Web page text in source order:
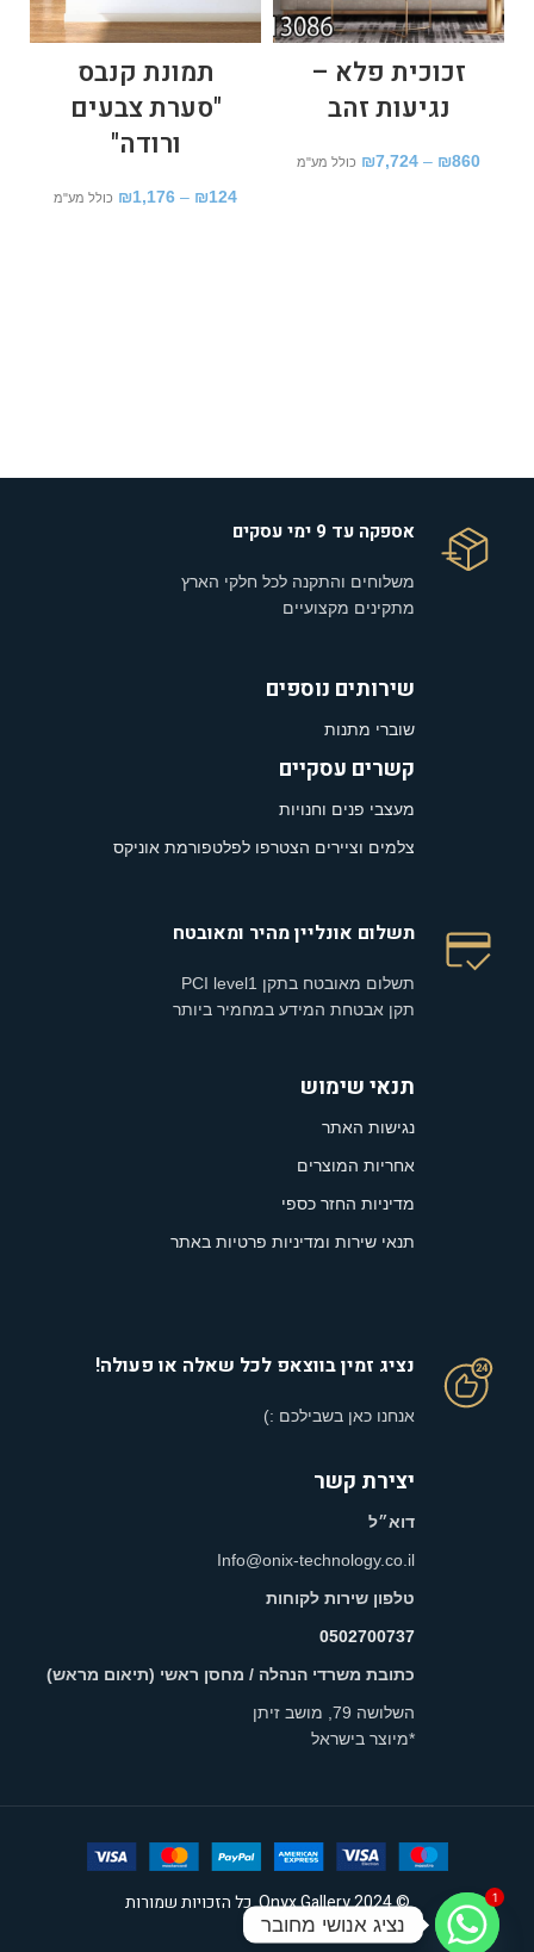
זכוכית פלא –
נגיעות זהב
₪860
–
₪7,724 כולל מע"מ
תמונת קנבס
"סערת צבעים
ורודה"
₪124
–
₪1,176 כולל מע"מ
אספקה עד 9 ימי עסקים
משלוחים והתקנה לכל חלקי הארץ
מתקינים מקצועיים
שירותים נוספים
שוברי מתנות
קשרים עסקיים
מעצבי פנים וחנויות
צלמים וציירים הצטרפו לפלטפורמת אוניקס
תשלום אונליין מהיר ומאובטח
תשלום מאובטח בתקן PCI level1
תקן אבטחת המידע במחמיר ביותר
תנאי שימוש
נגישות האתר
אחריות המוצרים
מדיניות החזר כספי
תנאי שירות ומדיניות פרטיות באתר
נציג זמין בווצאפ לכל שאלה או פעולה!
אנחנו כאן בשבילכם :)
יצירת קשר
דוא״ל
Info@onix-technology.co.il
טלפון שירות לקוחות
0502700737
כתובת משרדי הנהלה / מחסן ראשי (תיאום מראש)
השלושה 79, מושב זיתן
*מיוצר בישראל
© 2024 Onyx Gallery. כל הזכויות שמורות 1
נציג אנושי מחובר